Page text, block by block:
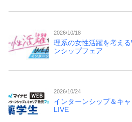
2026/10/18
理系の女性活躍を考え
ンシップフェア
2026/10/24
インターンシップ＆キ
LIVE